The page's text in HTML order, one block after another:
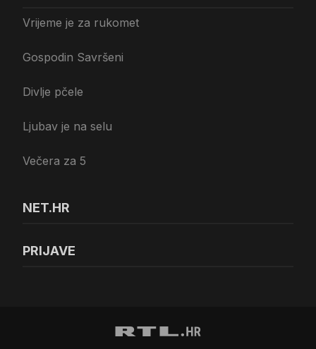
Vrijeme je za rukomet
Gospodin Savršeni
Divlje pčele
Ljubav je na selu
Večera za 5
NET.HR
PRIJAVE